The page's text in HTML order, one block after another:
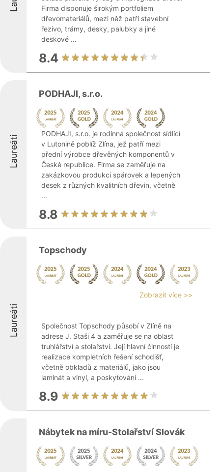
Firma disponuje širokým portfoliem
dřevomateriálů, mezi něž patří stavební
řezivo, trámy, desky, palubky a jiné
deskové ...
8.4
Laureáti
PODHAJI, s.r.o.
PODHAJI, s.r.o. je rodinná společnost sídlící
v Lutonině poblíž Zlína, jež patří mezi
přední výrobce dřevěných komponentů v
České republice. Firma se zaměřuje na
zakázkovou produkci spárovek a lepených
desek z různých kvalitních dřevin, včetně
...
8.8
Laureáti
Topschody
Zobrazit více >>
Společnost Topschody působí v Zlíně na
adrese J. Staši 4 a zaměřuje se na oblast
truhlářství a stolařství. Její hlavní činností je
realizace kompletních řešení schodišť,
včetně obkladů z materiálů, jako jsou
laminát a vinyl, a poskytování ...
8.9
Nábytek na míru-Stolařství Slovák